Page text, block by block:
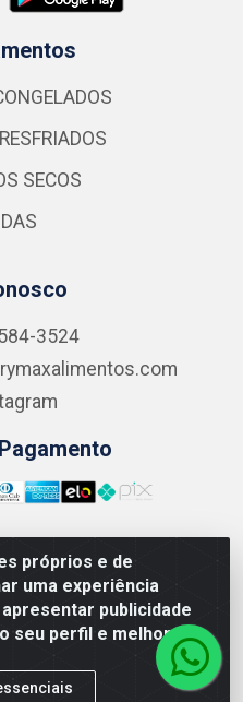
próprios e de
uma experiência
publicidade
seu perfil e melhorar a
SECOS
3524
ALIMENTICIOS
PENHA CIRCULAR/RJ -
0001-03